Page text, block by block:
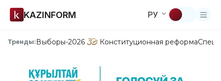
KAZINFORM РУ
Тренды:Выборы-2026 Конституционная реформа